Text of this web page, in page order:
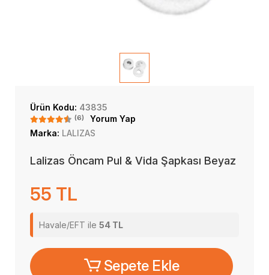
Ürün Kodu: 43835
(6)
Yorum Yap
Marka: LALIZAS
Lalizas Öncam Pul & Vida Şapkası Beyaz
55 TL
Havale/EFT ile 54 TL
Sepete Ekle